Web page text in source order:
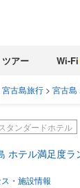
ツアー Wi-Fi
宮古島旅行 > 宮古島
スタンダードホテル
ホテル満足度ラ
・施設情報